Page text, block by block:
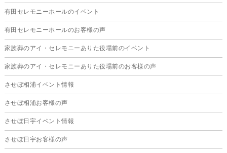
有田セレモニーホールのイベント
有田セレモニーホールのお客様の声
家族葬のアイ・セレモニーありた役場前のイベント
家族葬のアイ・セレモニーありた役場前のお客様の声
させぼ相浦イベント情報
させぼ相浦お客様の声
させぼ日宇イベント情報
させぼ日宇お客様の声